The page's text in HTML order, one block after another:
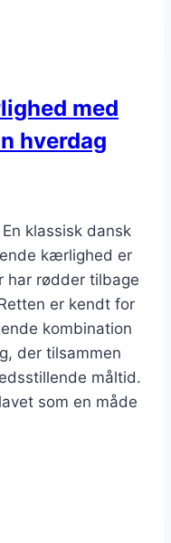
med
hverdag
klassisk dansk
kærlighed er
har rødder tilbage
er kendt for
kombination
der tilsammen
måltid.
som en måde